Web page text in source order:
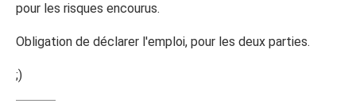
pour les risques encourus.
Obligation de déclarer l'emploi, pour les deux parties.
;)